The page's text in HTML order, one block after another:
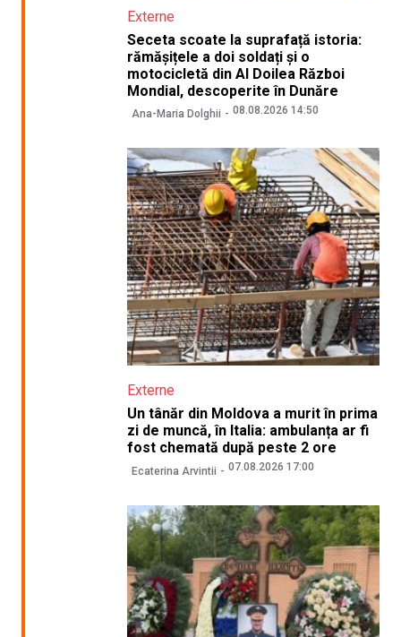
Externe
Seceta scoate la suprafață istoria:
rămășițele a doi soldați și o
motocicletă din Al Doilea Război
Mondial, descoperite în Dunăre
Ana-Maria Dolghii 08.08.2026 14:50
Externe
Un tânăr din Moldova a murit în prima
zi de muncă, în Italia: ambulanța ar fi
fost chemată după peste 2 ore
Ecaterina Arvintii 07.08.2026 17:00